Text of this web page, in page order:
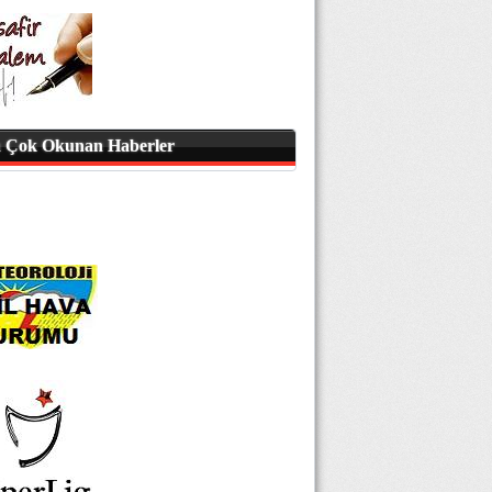
Çok Okunan Haberler